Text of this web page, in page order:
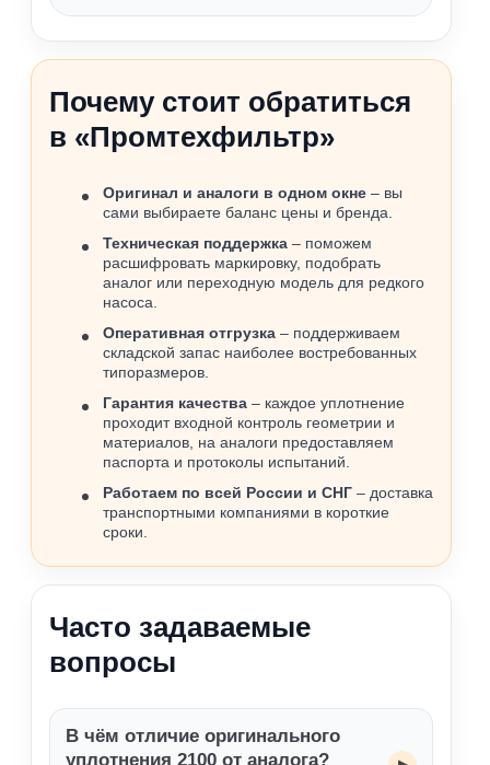
Почему стоит обратиться
в «Промтехфильтр»
Оригинал и аналоги в одном окне – вы
сами выбираете баланс цены и бренда.
Техническая поддержка – поможем
расшифровать маркировку, подобрать
аналог или переходную модель для редкого
насоса.
Оперативная отгрузка – поддерживаем
складской запас наиболее востребованных
типоразмеров.
Гарантия качества – каждое уплотнение
проходит входной контроль геометрии и
материалов, на аналоги предоставляем
паспорта и протоколы испытаний.
Работаем по всей России и СНГ – доставка
транспортными компаниями в короткие
сроки.
Часто задаваемые
вопросы
В чём отличие оригинального
уплотнения 2100 от аналога?